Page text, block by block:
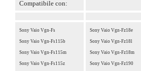
Compatibile con:
Sony Vaio Vgn-Fs
Sony Vaio Vgn-Fs115b
Sony Vaio Vgn-Fs115m
Sony Vaio Vgn-Fs115z
Sony Vaio Vgn-Fz18e
Sony Vaio Vgn-Fz18l
Sony Vaio Vgn-Fz18m
Sony Vaio Vgn-Fz190